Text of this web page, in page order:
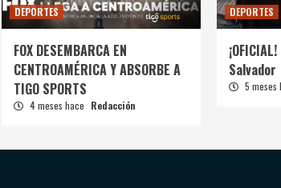
DEPORTES
FOX DESEMBARCA EN
CENTROAMÉRICA Y ABSORBE A
TIGO SPORTS
4 meses hace Redacción
DEPORTES
Salvador
5